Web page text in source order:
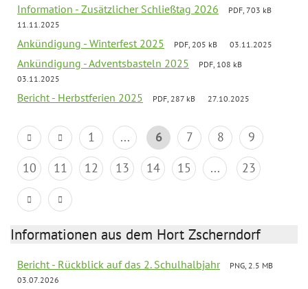
Information - Zusätzlicher Schließtag 2026
PDF, 703 kB
11.11.2025
Ankündigung - Winterfest 2025 PDF, 205 kB 03.11.2025
Ankündigung - Adventsbasteln 2025
PDF, 108 kB
03.11.2025
Bericht - Herbstferien 2025 PDF, 287 kB 27.10.2025
1 ... 6 7 8
9
10
11 12 13 14 15 ... 23
Informationen aus dem Hort Zscherndorf
Bericht - Rückblick auf das 2. Schulhalbjahr
PNG, 2.5 MB
03.07.2026